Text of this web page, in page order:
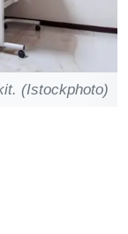
(Istockphoto)